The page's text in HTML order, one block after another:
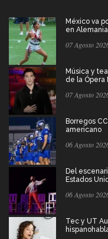
México va
en Alemania
07 Agosto
Música y
de la Ópera
07 Agosto
Borregos
americano
06 Agosto
Del
Estados
06 Agosto
Tec y UT